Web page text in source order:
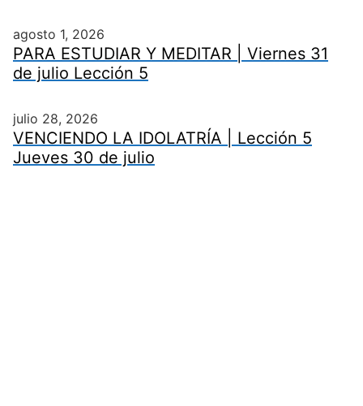
agosto 1, 2026
PARA ESTUDIAR Y MEDITAR | Viernes 31
de julio Lección 5
julio 28, 2026
VENCIENDO LA IDOLATRÍA | Lección 5
Jueves 30 de julio